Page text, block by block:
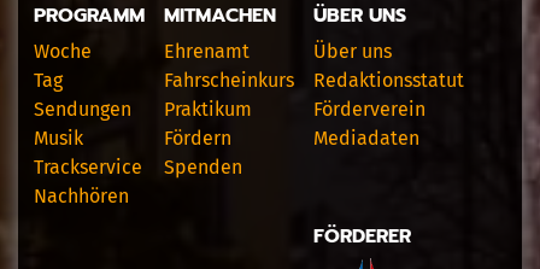
PROGRAMM
Woche
Tag
Sendungen
Musik
Trackservice
Nachhören
MITMACHEN
Ehrenamt
Fahrscheinkurs
Praktikum
Fördern
Spenden
ÜBER UNS
Über uns
Redaktionsstatut
Förderverein
Mediadaten
FÖRDERER